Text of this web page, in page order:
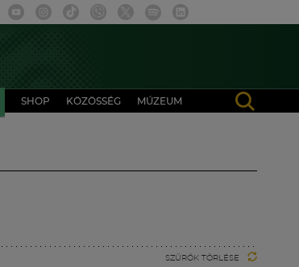
SHOP KÖZÖSSÉG MÚZEUM
SZŰRŐK TÖRLÉSE